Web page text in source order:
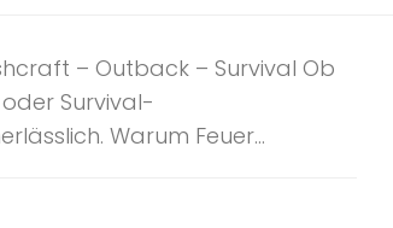
– Outback – Survival Ob
Survival-
Warum Feuer...